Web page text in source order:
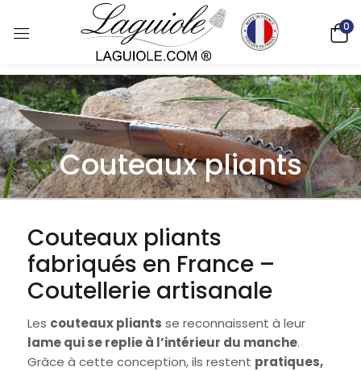
0
Couteaux pliants
Couteaux pliants
fabriqués en France –
Coutellerie artisanale
Les couteaux pliants se reconnaissent à leur
lame qui se replie à l’intérieur du manche.
Grâce à cette conception, ils restent pratiques,